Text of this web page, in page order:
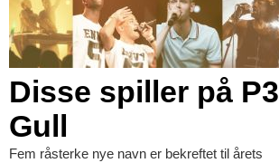
Disse spiller på P3
Gull
Fem råsterke nye navn er bekreftet til årets